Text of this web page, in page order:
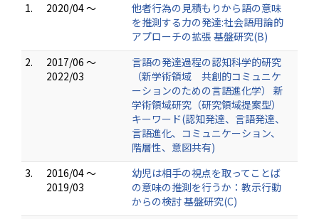
1.
2020/04 ～
他者行為の見積もりから語の意味
を推測する力の発達:社会語用論的
アプローチの拡張 基盤研究(B)
2.
2017/06 ～
2022/03
言語の発達過程の認知科学的研究
（新学術領域 共創的コミュニケ
ーションのための言語進化学） 新
学術領域研究（研究領域提案型）
キーワード(認知発達、言語発達、
言語進化、コミュニケーション、
階層性、意図共有)
3.
2016/04 ～
2019/03
幼児は相手の視点を取ってことば
の意味の推測を行うか：教示行動
からの検討 基盤研究(C)